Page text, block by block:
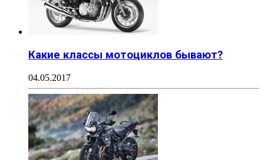
Какие классы мотоциклов бывают?
04.05.2017